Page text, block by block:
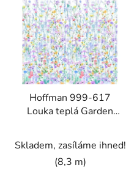
Hoffman 999-617
Louka teplá Garden
patchwork
Skladem, zasíláme ihned!
(8,3 m)